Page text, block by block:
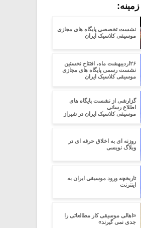
نشست تخصصی پایگاه های مجازی
موسیقی کلاسیک ایران
۲۶اردیبهشت ماه، افتتاح نخستین
نشست رسمی پایگاه های مجازی
موسیقی کلاسیک ایران
گزارشی از نشست پایگاه های
اطلاع رسانی
موسیقی کلاسیک ایران در شیراز
روزنه ای به اخلاق حرفه ای در
وبلاگ نویسی
تاریخچه ورود موسیقی ایران به
اینترنت
«اهالی موسیقی کار مطالعاتی را
جدی نمی گیرند»